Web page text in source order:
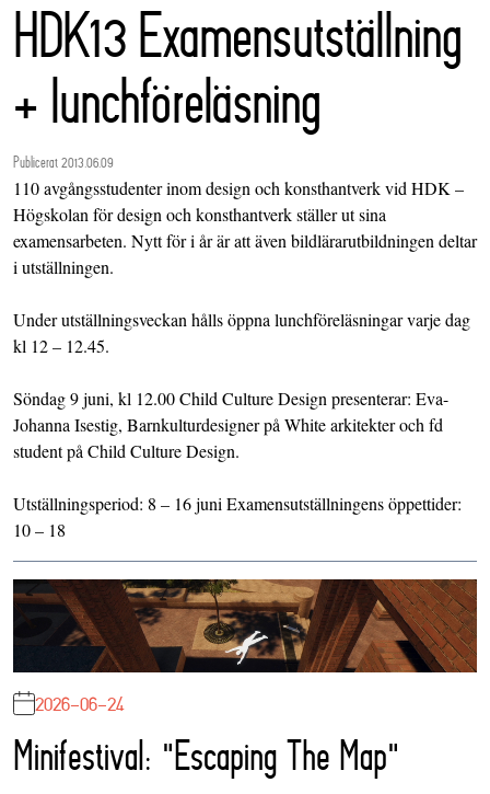
HDK13 Examensutställning
+ lunchföreläsning
Publicerat 2013.06.09
110 avgångsstudenter inom design och konsthantverk vid HDK –
Högskolan för design och konsthantverk ställer ut sina
examensarbeten. Nytt för i år är att även bildlärarutbildningen deltar
i utställningen.
Under utställningsveckan hålls öppna lunchföreläsningar varje dag
kl 12 – 12.45.
Söndag 9 juni, kl 12.00 Child Culture Design presenterar: Eva-
Johanna Isestig, Barnkulturdesigner på White arkitekter och fd
student på Child Culture Design.
Utställningsperiod: 8 – 16 juni Examensutställningens öppettider:
10 – 18
2026-06-24
Minifestival: "Escaping The Map"